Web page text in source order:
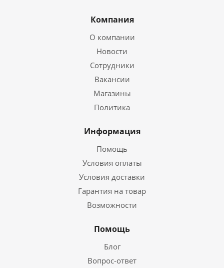
Компания
О компании
Новости
Сотрудники
Вакансии
Магазины
Политика
Информация
Помощь
Условия оплаты
Условия доставки
Гарантия на товар
Возможности
Помощь
Блог
Вопрос-ответ